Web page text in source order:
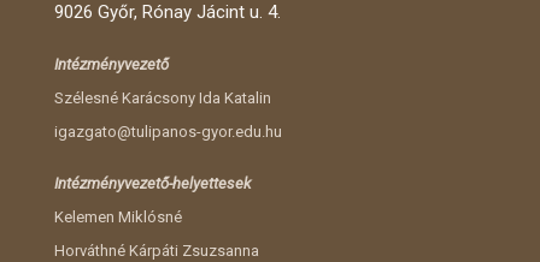
9026 Győr, Rónay Jácint u. 4.
Intézményvezető
Szélesné Karácsony Ida Katalin
igazgato@tulipanos-gyor.edu.hu
Intézményvezető-helyettesek
Kelemen Miklósné
Horváthné Kárpáti Zsuzsanna